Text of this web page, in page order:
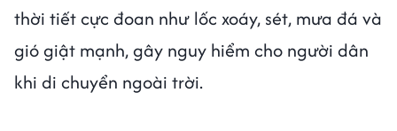
thời tiết cực đoan như lốc xoáy, sét, mưa đá và
gió giật mạnh, gây nguy hiểm cho người dân
khi di chuyển ngoài trời.